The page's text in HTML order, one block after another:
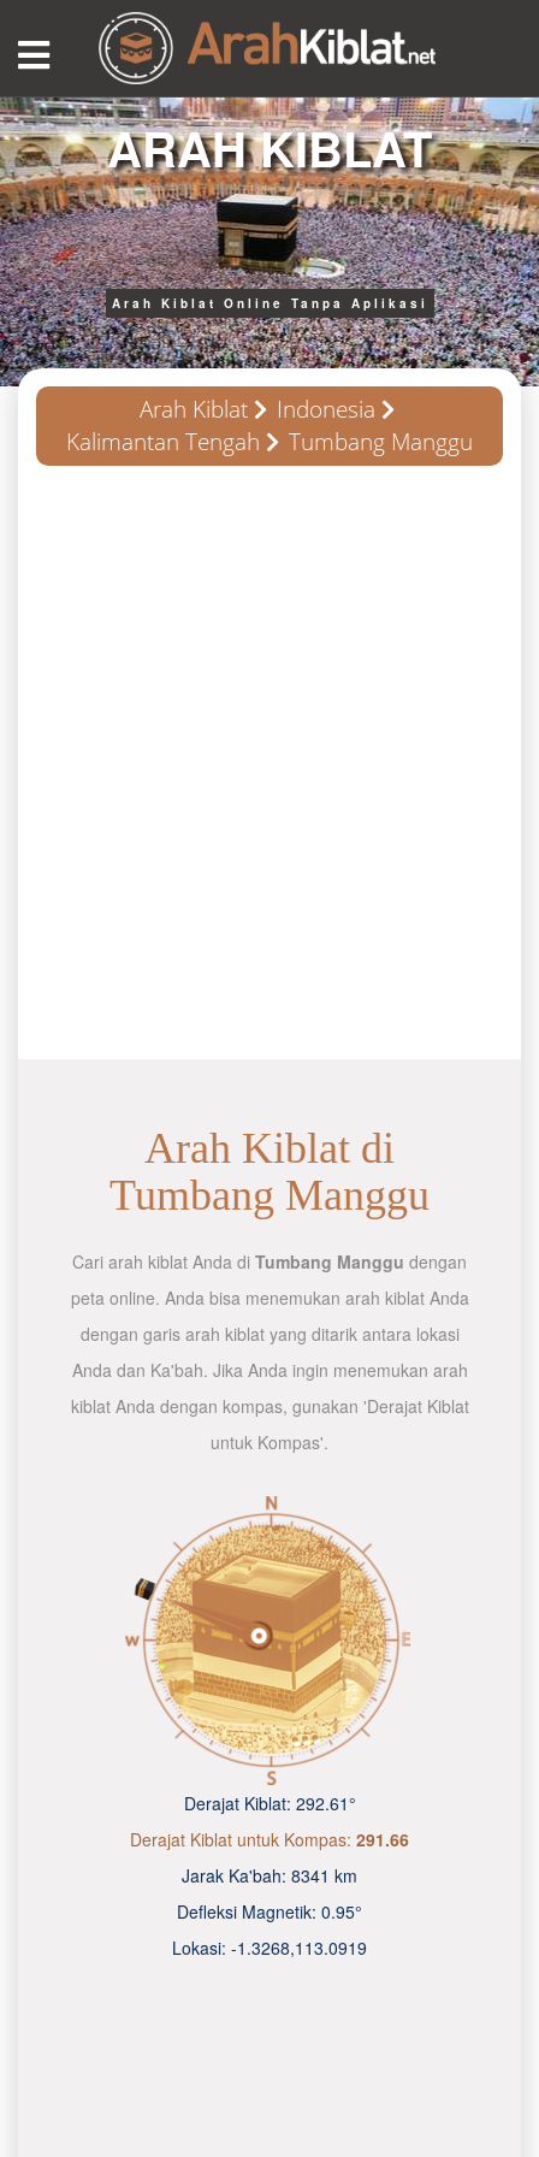
ARAH KIBLAT
Arah Kiblat Online Tanpa Aplikasi
Arah Kiblat
Indonesia
Kalimantan Tengah
Tumbang Manggu
Arah Kiblat di
Tumbang Manggu
Cari arah kiblat Anda di Tumbang Manggu dengan
peta online. Anda bisa menemukan arah kiblat Anda
dengan garis arah kiblat yang ditarik antara lokasi
Anda dan Ka'bah. Jika Anda ingin menemukan arah
kiblat Anda dengan kompas, gunakan 'Derajat Kiblat
untuk Kompas'.
Derajat Kiblat: 292.61°
Derajat Kiblat untuk Kompas: 291.66
Jarak Ka'bah: 8341 km
Defleksi Magnetik: 0.95°
Lokasi: -1.3268,113.0920